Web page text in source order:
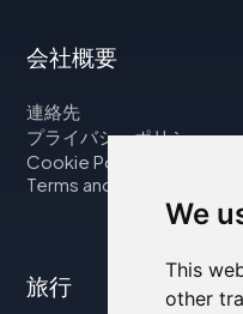
We
This
other
会社概要
連絡先
プライバシーポリシー
Cookie Policy
Terms and Conditions
旅行